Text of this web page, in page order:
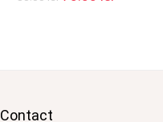
Contact